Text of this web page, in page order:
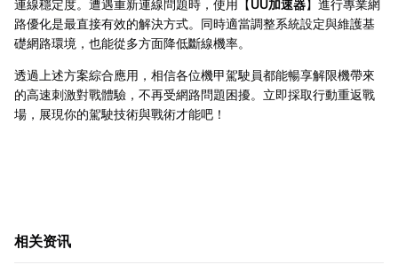
連線穩定度。遭遇重新連線問題時，使用【UU加速器】進行專業網
路優化是最直接有效的解決方式。同時適當調整系統設定與維護基
礎網路環境，也能從多方面降低斷線機率。
透過上述方案綜合應用，相信各位機甲駕駛員都能暢享解限機帶來
的高速刺激對戰體驗，不再受網路問題困擾。立即採取行動重返戰
場，展現你的駕駛技術與戰術才能吧！
相关资讯